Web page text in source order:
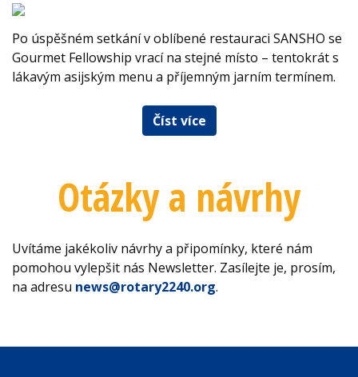
Po úspěšném setkání v oblíbené restauraci SANSHO se
Gourmet Fellowship vrací na stejné místo – tentokrát s
lákavým asijským menu a příjemným jarním termínem.
Číst více
Otázky a návrhy
Uvítáme jakékoliv návrhy a připomínky, které nám
pomohou vylepšit nás Newsletter. Zasílejte je, prosím,
na adresu news@rotary2240.org.